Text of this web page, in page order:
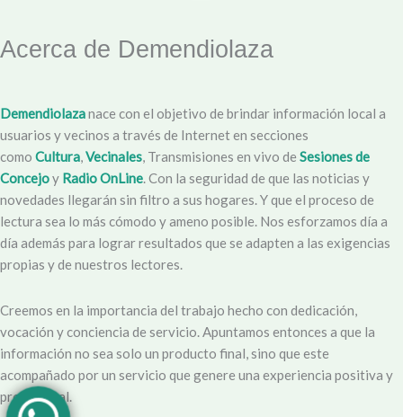
Acerca de Demendiolaza
Demendiolazanace con el objetivo de brindar información local a
usuarios y vecinos a través de Internet en secciones
como Cultura,Vecinales, Transmisiones en vivo de Sesiones de
Concejoy Radio OnLine. Con la seguridad de que las noticias y
novedades llegarán sin filtro a sus hogares. Y que el proceso de
lectura sea lo más cómodo y ameno posible. Nos esforzamos día a
día además para lograr resultados que se adapten a las exigencias
propias y de nuestros lectores.
Creemos en la importancia del trabajo hecho con dedicación,
vocación y conciencia de servicio. Apuntamos entonces a que la
información no sea solo un producto final, sino que este
acompañado por un servicio que genere una experiencia positiva y
profesional.